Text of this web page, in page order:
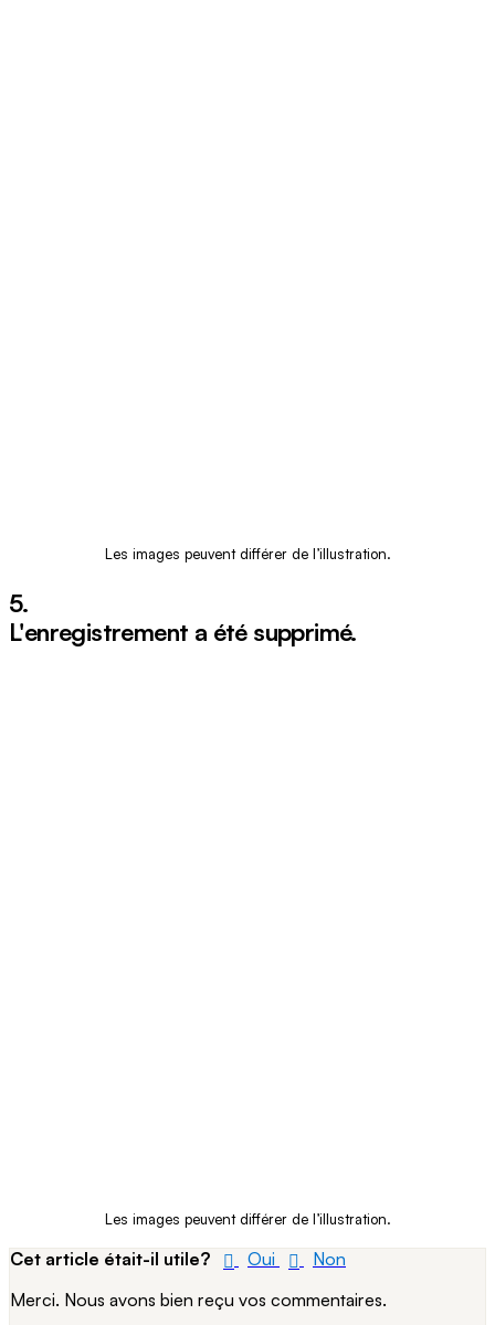
Les images peuvent différer de l’illustration.
5.
L'enregistrement a été supprimé.
Les images peuvent différer de l’illustration.
Cet article était-il utile? Oui
Non
Merci. Nous avons bien reçu vos commentaires.